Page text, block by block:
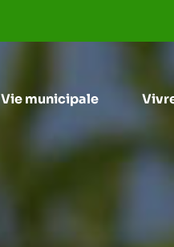
Vie municipale